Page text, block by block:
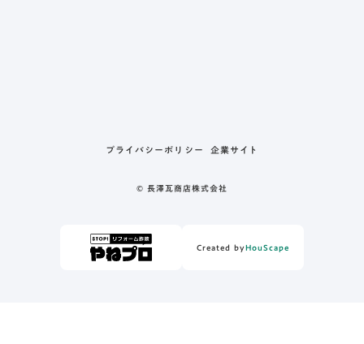
プライバシーポリシー 企業サイト
© 長澤瓦商店株式会社
Created byHouScape